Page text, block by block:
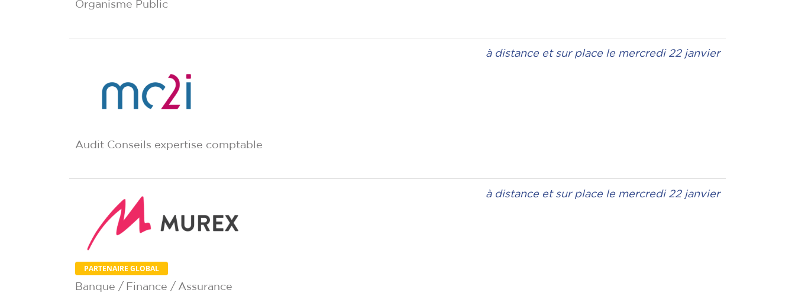
Organisme Public
à distance et sur place le mercredi 22 janvier
Audit Conseils expertise comptable
à distance et sur place le mercredi 22 janvier
PARTENAIRE GLOBAL
Banque / Finance / Assurance